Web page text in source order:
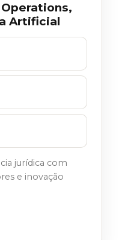
Artificial
jurídica com
e inovação